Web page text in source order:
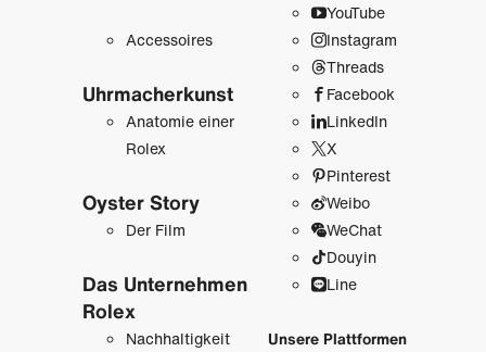
Accessoires
Uhrmacher­kunst
Anatomie einer
Rolex
Oyster Story
Der Film
Das Unternehmen
Rolex
Nachhaltigkeit
YouTube
Instagram
Threads
Facebook
LinkedIn
X
Pinterest
Weibo
WeChat
Douyin
Line
Unsere Plattformen